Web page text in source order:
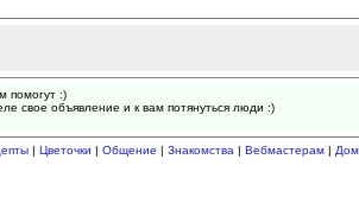
помогут :)
свое объявление и к вам потянуться люди :)
| Цветочки | Общение | Знакомства | Вебмастерам|